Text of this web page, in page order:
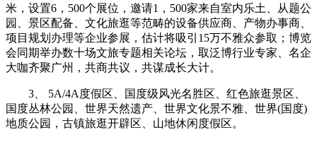
米，设置6，500个展位，邀请1，500家来自室内乐土、从题公
园、景区配备、文化旅逛等范畴的设备供应商、产物办事商、
项目规划办理等企业参展，估计将吸引15万不雅众参取；博览
会同期举办数十场文旅专题相关论坛，取泛博行业专家、名企
大咖齐聚广州，共商共议，共谋成长大计。
3、 5A/4A度假区、国度级风光名胜区、红色旅逛景区、
国度丛林公园、世界天然遗产、世界文化景不雅、世界(国度)
地质公园，古镇旅逛开辟区、山地休闲度假区。